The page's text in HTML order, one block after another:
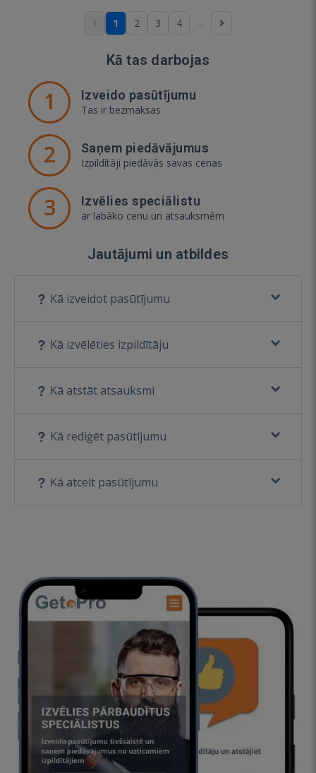
1 2 3 4 ...
Kā tas darbojas
1 Izveido pasūtījumu
Tas ir bezmaksas
2 Saņem piedāvājumus
Izpildītāji piedāvās savas cenas
3 Izvēlies speciālistu
ar labāko cenu un atsauksmēm
Jautājumi un atbildes
Kā izveidot pasūtījumu
Kā izvēlēties izpildītāju
Kā atstāt atsauksmi
Kā rediģēt pasūtījumu
Kā atcelt pasūtījumu